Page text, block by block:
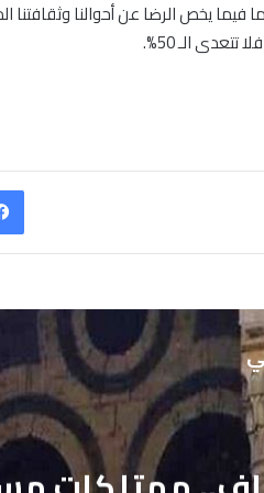
فيما يخص الرضا عن أحوالنا
الـ 50%.